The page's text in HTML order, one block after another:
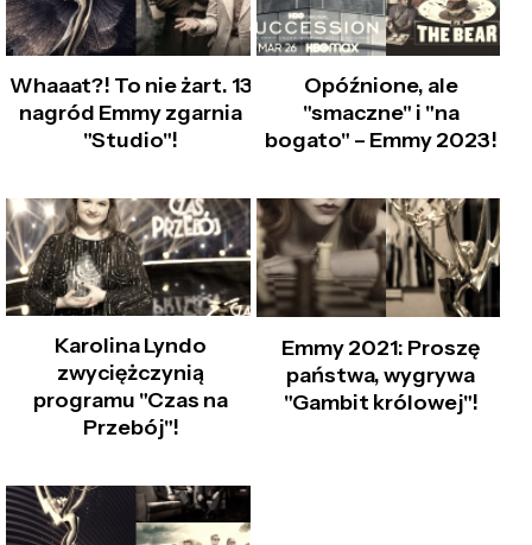
Whaaat?! To nie żart. 13
nagród Emmy zgarnia
"Studio"!
Opóźnione, ale
"smaczne" i "na
bogato" – Emmy 2023!
Karolina Lyndo
zwyciężczynią
programu "Czas na
Przebój"!
Emmy 2021: Proszę
państwa, wygrywa
"Gambit królowej"!